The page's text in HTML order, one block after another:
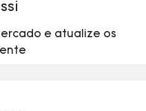
e atualize os